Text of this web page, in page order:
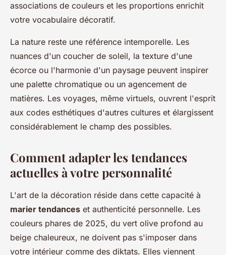
associations de couleurs et les proportions enrichit
votre vocabulaire décoratif.
La nature reste une référence intemporelle. Les
nuances d'un coucher de soleil, la texture d'une
écorce ou l'harmonie d'un paysage peuvent inspirer
une palette chromatique ou un agencement de
matières. Les voyages, même virtuels, ouvrent l'esprit
aux codes esthétiques d'autres cultures et élargissent
considérablement le champ des possibles.
Comment adapter les tendances
actuelles à votre personnalité
L'art de la décoration réside dans cette capacité à
marier tendances et authenticité personnelle. Les
couleurs phares de 2025, du vert olive profond au
beige chaleureux, ne doivent pas s'imposer dans
votre intérieur comme des diktats. Elles viennent